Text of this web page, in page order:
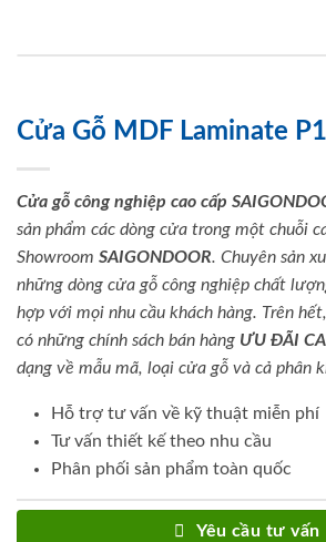
Cửa Gỗ MDF Laminate
Cửa gỗ công nghiệp cao cấp
sản phẩm các dòng cửa trong một chuỗi
Showroom SAIGONDOOR. Chuyên sản
những dòng cửa gỗ công nghiệp chất
hợp với mọi nhu cầu khách hàng. Trên hết,
có những chính sách bán hàng ƯU ĐÃI
dạng về mẫu mã, loại cửa gỗ và cả phân
Hỗ trợ tư vấn về kỹ thuật miễn phí
Tư vấn thiết kế theo nhu cầu
Phân phối sản phẩm toàn quốc
Yêu cầu tư vấn